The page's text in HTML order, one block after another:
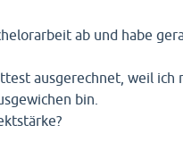
ab und habe
ausgerechnet, weil ich
bin.